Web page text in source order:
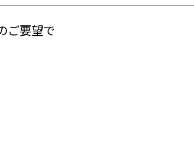
ご要望で